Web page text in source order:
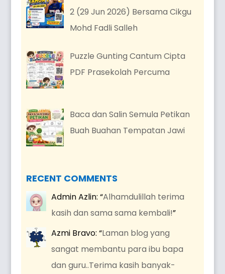
2 (29 Jun 2026) Bersama Cikgu
Mohd Fadli Salleh
Puzzle Gunting Cantum Cipta
PDF Prasekolah Percuma
Baca dan Salin Semula Petikan
Buah Buahan Tempatan Jawi
RECENT COMMENTS
Admin Azlin: “Alhamdulillah terima
kasih dan sama sama kembali!”
Azmi Bravo: “Laman blog yang
sangat membantu para ibu bapa
dan guru..Terima kasih banyak-